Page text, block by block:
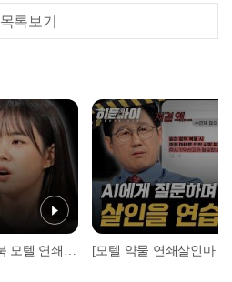
목록보기
[예고] 3COPS가 분석하는 강북 모텔 연쇄살인마 김소영, 그 실체는?